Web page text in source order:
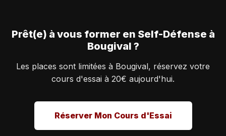
Prêt(e) à vous former en Self-Défense à
Bougival ?
Les places sont limitées à Bougival, réservez votre
cours d'essai à 20€ aujourd'hui.
Réserver Mon Cours d'Essai